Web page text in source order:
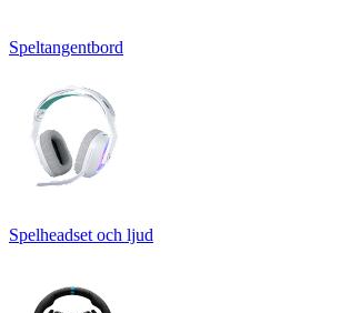
Speltangentbord
Spelheadset och ljud